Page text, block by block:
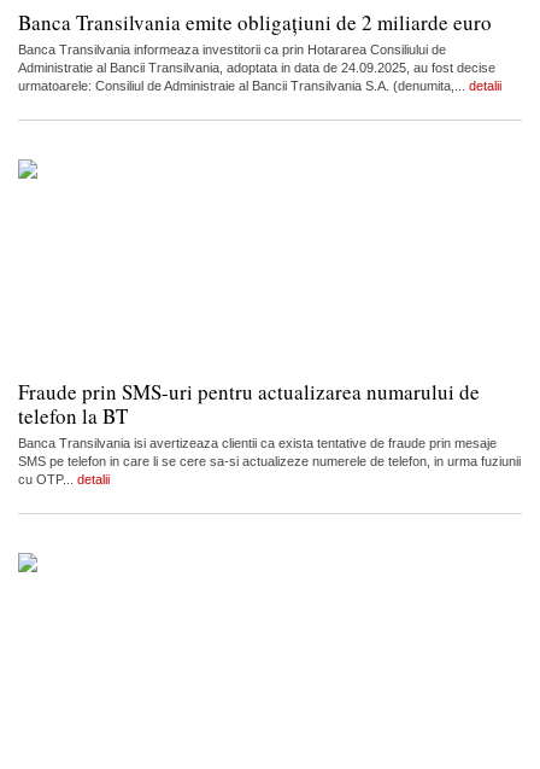
Banca Transilvania emite obligațiuni de 2 miliarde euro
Banca Transilvania informeaza investitorii ca prin Hotararea Consiliului de
Administratie al Bancii Transilvania, adoptata in data de 24.09.2025, au fost decise
urmatoarele: Consiliul de Administraie al Bancii Transilvania S.A. (denumita,... detalii
Fraude prin SMS-uri pentru actualizarea numarului de
telefon la BT
Banca Transilvania isi avertizeaza clientii ca exista tentative de fraude prin mesaje
SMS pe telefon in care li se cere sa-si actualizeze numerele de telefon, in urma fuziunii
cu OTP... detalii